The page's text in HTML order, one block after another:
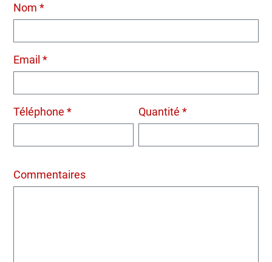
Nom *
Email *
Téléphone * Quantité *
Commentaires